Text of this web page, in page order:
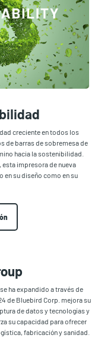
creciente en todos los
de barras de sobremesa de
hacia la sostenibilidad.
impresora de nueva
en su diseño como en su
ha expandido a través de
de Bluebird Corp. mejora su
de datos y tecnologías y
su capacidad para ofrecer
fabricación y sanidad.